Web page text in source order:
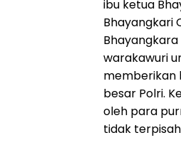
ibu ketua
Bhayangkari
warakawuri
memberikan
besar Polri.
oleh para
tidak